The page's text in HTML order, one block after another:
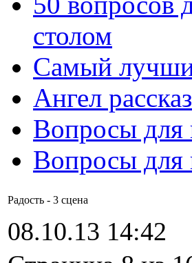
столом
Самый
Ангел
Вопросы для
Вопросы для
Радость - 3 сцена
08.10.13 14:42